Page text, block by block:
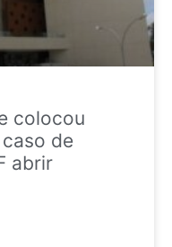
colocou
de
abrir